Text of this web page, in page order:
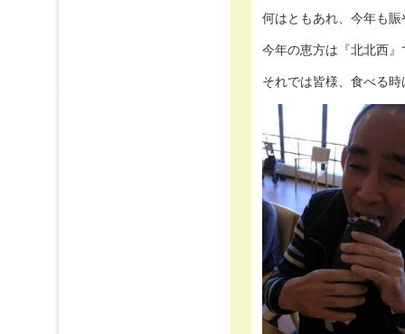
何はともあれ、今年も
今年の恵方は『北北西
それでは皆様、食べる